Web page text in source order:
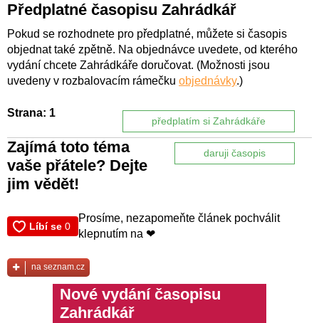
Předplatné časopisu Zahrádkář
Pokud se rozhodnete pro předplatné, můžete si časopis
objednat také zpětně. Na objednávce uvedete, od kterého
vydání chcete Zahrádkáře doručovat. (Možnosti jsou
uvedeny v rozbalovacím rámečku objednávky.)
předplatím si Zahrádkáře
daruji časopis
Strana: 1
Zajímá toto téma
vaše přátele? Dejte
jim vědět!
Prosíme, nezapomeňte článek pochválit
klepnutím na ❤
na seznam.cz
Nové vydání časopisu
Zahrádkář